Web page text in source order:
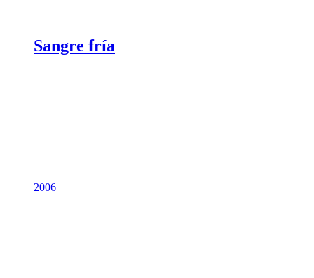
Sangre fría
2006